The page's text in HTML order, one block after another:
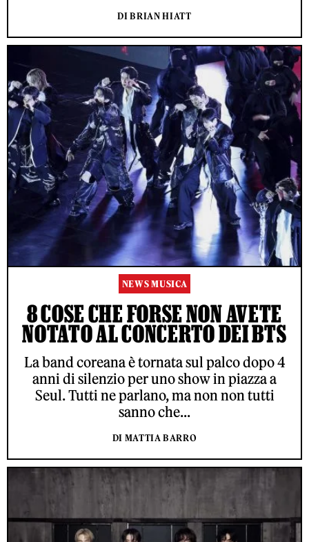
DI BRIAN HIATT
NEWS MUSICA
8 COSE CHE FORSE NON AVETE
NOTATO AL CONCERTO DEI BTS
La band coreana è tornata sul palco dopo 4
anni di silenzio per uno show in piazza a
Seul. Tutti ne parlano, ma non non tutti
sanno che...
DI MATTIA BARRO